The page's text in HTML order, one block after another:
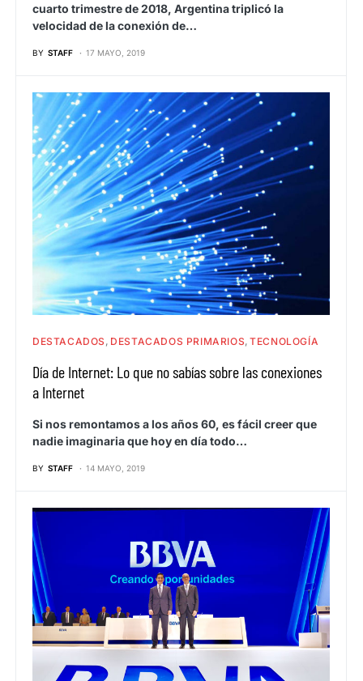
cuarto trimestre de 2018, Argentina triplicó la
velocidad de la conexión de…
BY STAFF 17 MAYO, 2019
DESTACADOS DESTACADOS PRIMARIOS TECNOLOGÍA
Día de Internet: Lo que no sabías sobre las conexiones
a Internet
Si nos remontamos a los años 60, es fácil creer que
nadie imaginaria que hoy en día todo…
BY STAFF 14 MAYO, 2019